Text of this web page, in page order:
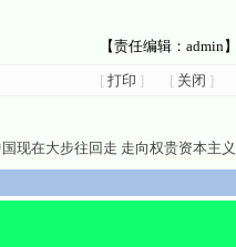
【责任编辑：admin】
[ 打印 ] [ 关闭 ]
现在大步往回走 走向权贵资本主义